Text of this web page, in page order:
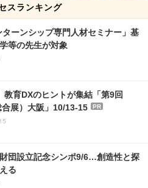
スランキング
ーンシップ専門人材セミナー」基
等の先生が対象
教育DXのヒントが集結「第9回
合展）大阪」10/13-15
PR
団設立記念シンポ9/6…創造性と探
る